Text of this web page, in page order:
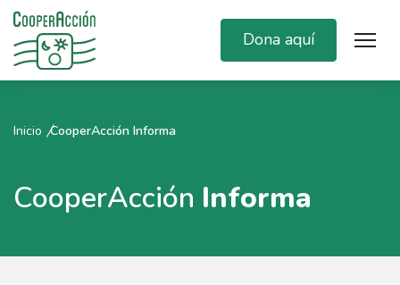
Dona aquí
Inicio CooperAcción Informa
CooperAcción Informa